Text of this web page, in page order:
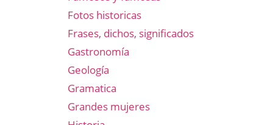
Fotos historicas
Frases, dichos, significados
Gastronomía
Geología
Gramatica
Grandes mujeres